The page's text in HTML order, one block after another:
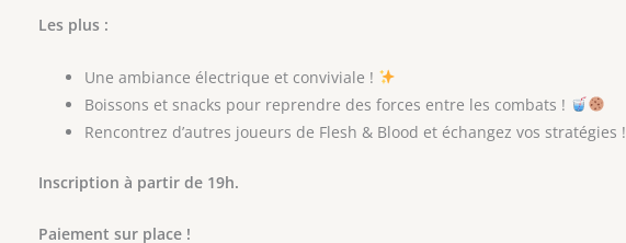
Les plus :
Une ambiance électrique et conviviale !
Boissons et snacks pour reprendre des forces entre les combats !
Rencontrez d’autres joueurs de Flesh & Blood et échangez vos stratégies !
Inscription à partir de 19h.
Paiement sur place !